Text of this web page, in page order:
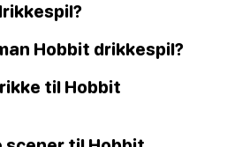
Hobbit drikkespil?
til Hobbit